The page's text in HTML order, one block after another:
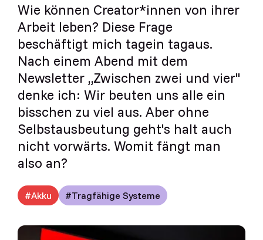
Wie können Creator*innen von ihrer
Arbeit leben? Diese Frage
beschäftigt mich tagein tagaus.
Nach einem Abend mit dem
Newsletter „Zwischen zwei und vier"
denke ich: Wir beuten uns alle ein
bisschen zu viel aus. Aber ohne
Selbstausbeutung geht's halt auch
nicht vorwärts. Womit fängt man
also an?
Akku Tragfähige Systeme